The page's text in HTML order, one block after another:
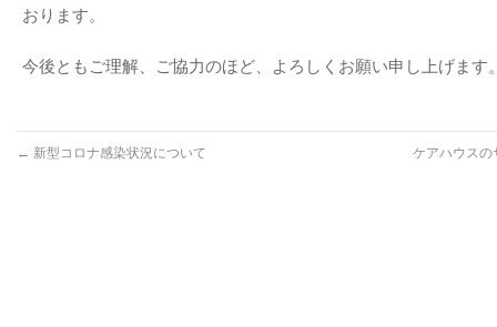
おります。
今後ともご理解、ご協力のほど、よろしくお願い申し上げます
← 新型コロナ感染状況について ケアハウス